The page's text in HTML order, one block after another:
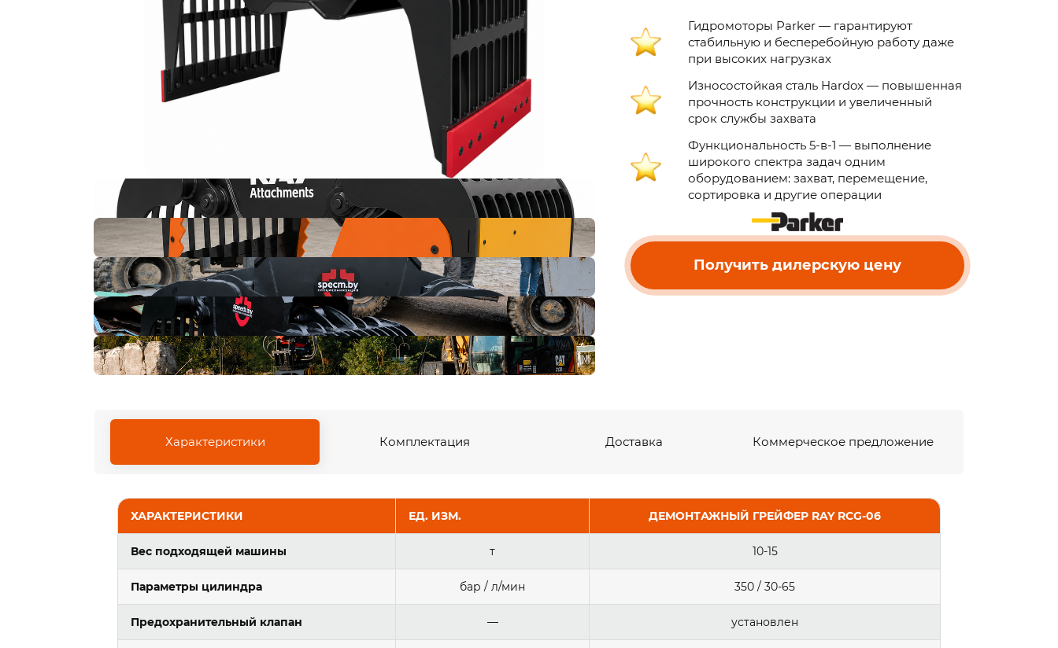
Гидромоторы Parker — гарантируют
стабильную и бесперебойную работу даже
при высоких нагрузках
Износостойкая сталь Hardox — повышенная
прочность конструкции и увеличенный
срок службы захвата
Функциональность 5-в-1 — выполнение
широкого спектра задач одним
оборудованием: захват, перемещение,
сортировка и другие операции
Получить дилерскую цену
Характеристики Комплектация Доставка Коммерческое предложение
ХАРАКТЕРИСТИКИ ЕД. ИЗМ. ДЕМОНТАЖНЫЙ ГРЕЙФЕР RAY RCG-06
Вес подходящей машины т 10-15
Параметры цилиндра бар / л/мин 350 / 30-65
Предохранительный клапан — установлен